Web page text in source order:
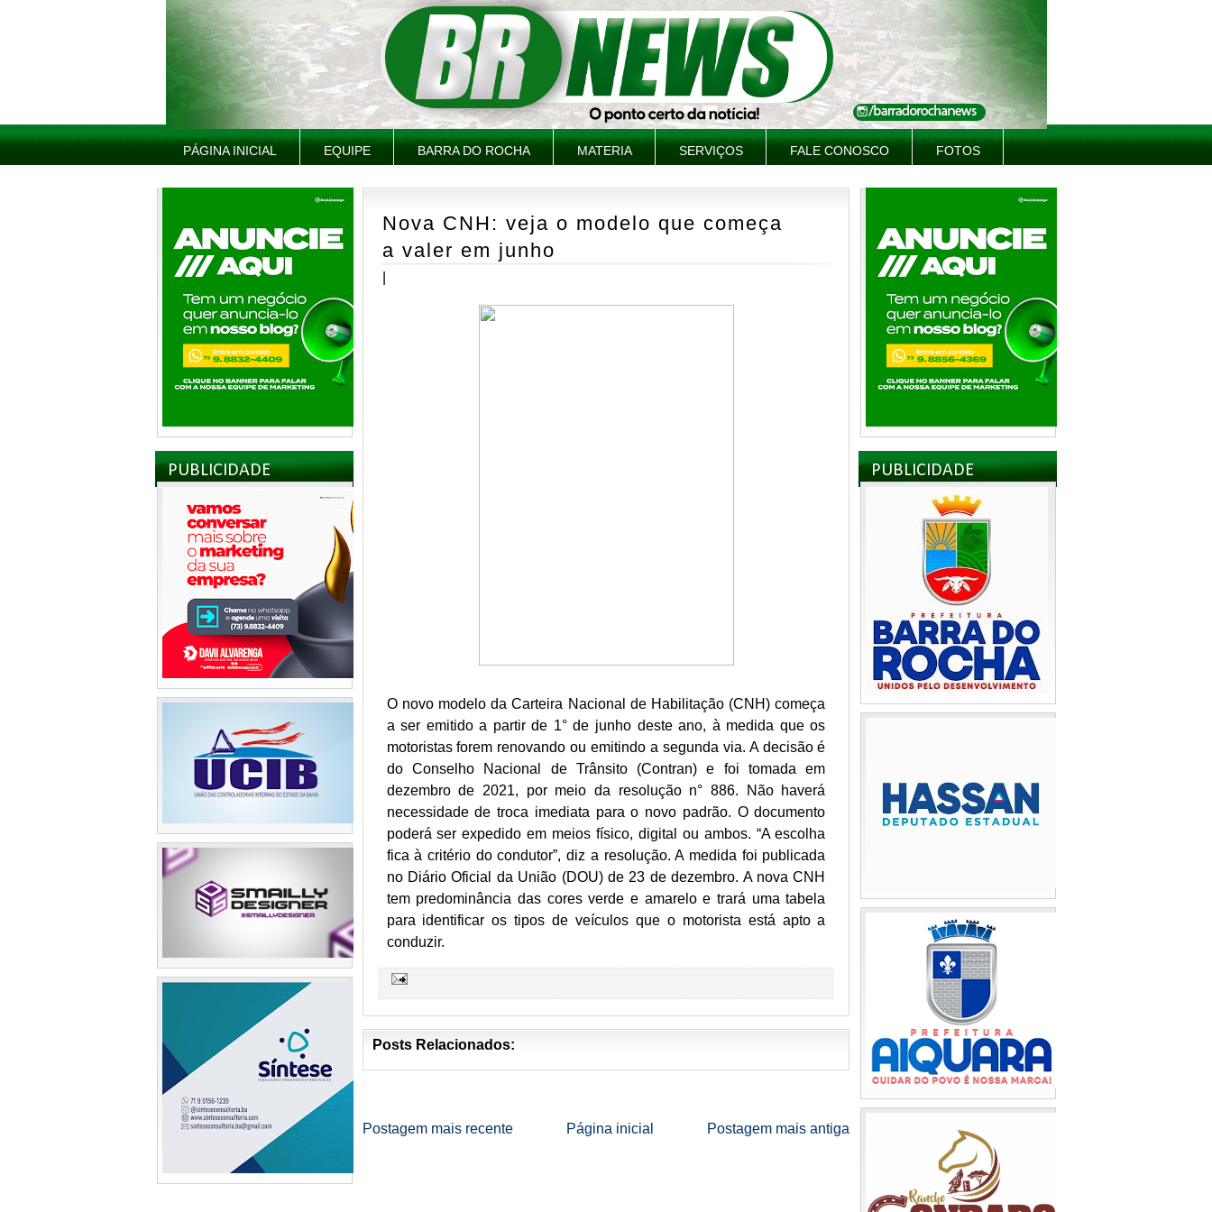
PÁGINA INICIAL EQUIPE BARRA DO ROCHA MATERIA SERVIÇOS FALE CONOSCO FOTOS
PUBLICIDADE
Nova CNH: veja o modelo que começa
a valer em junho
O novo modelo da Carteira Nacional de Habilitação (CNH) começa
a ser emitido a partir de 1° de junho deste ano, à medida que os
motoristas forem renovando ou emitindo a segunda via. A decisão é
do Conselho Nacional de Trânsito (Contran) e foi tomada em
dezembro de 2021, por meio da resolução n° 886. Não haverá
necessidade de troca imediata para o novo padrão. O documento
poderá ser expedido em meios físico, digital ou ambos. “A escolha
fica à critério do condutor”, diz a resolução. A medida foi publicada
no Diário Oficial da União (DOU) de 23 de dezembro. A nova CNH
tem predominância das cores verde e amarelo e trará uma tabela
para identificar os tipos de veículos que o motorista está apto a
conduzir.
Posts Relacionados:
Postagem mais recente Postagem mais antiga
Página inicial
PUBLICIDADE